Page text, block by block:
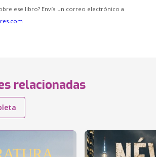
ese libro? Envía un correo electrónico a
relacionadas